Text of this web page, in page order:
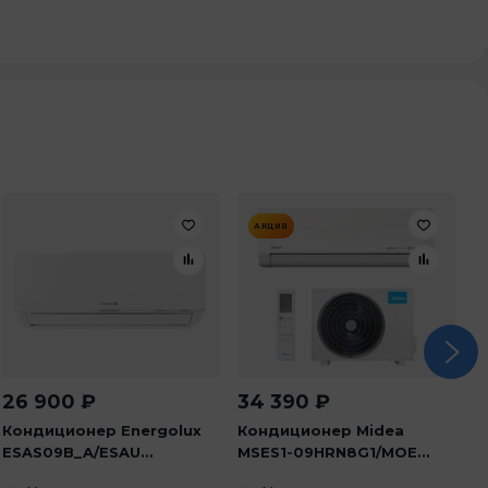
26 900 ₽
Кондиционер Energolux
ESAS09B_A/ESAU...
АКЦИЯ
34 390 ₽
Кондиционер Midea
MSES1-09HRN8G1/MOE...